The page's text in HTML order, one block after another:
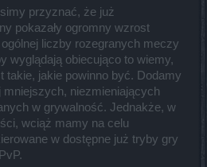
przyznać, że już
pokazały ogromny wzrost
ogólnej liczby rozegranych meczy
wyglądają obiecująco to wiemy,
takie, jakie powinno być. Dodamy
mniejszych, niezmieniających
w grywalność. Jednakże, w
wciąż mamy na celu
w dostępne już tryby gry